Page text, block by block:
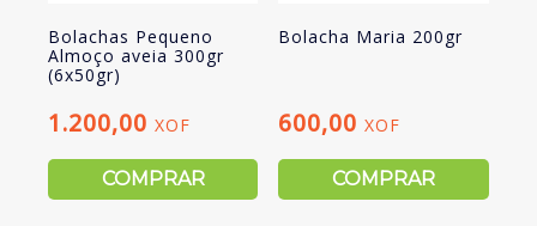
Bolachas Pequeno
Almoço aveia 300gr
(6x50gr)
1.200,00 XOF
COMPRAR
Bolacha Maria 200gr
600,00XOF
COMPRAR